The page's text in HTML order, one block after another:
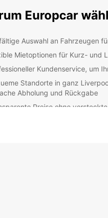
Europcar
Auswahl an Fahrzeugen
Mietoptionen für Kurz- und
Kundenservice, um
Standorte in ganz
Abholung und Rückgabe
Preise ohne